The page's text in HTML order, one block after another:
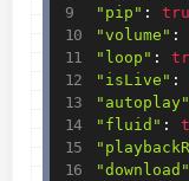
"pip" :
"volume" :
"loop" :
"isLive" :
"autoplay"
"fluid" :
"download"